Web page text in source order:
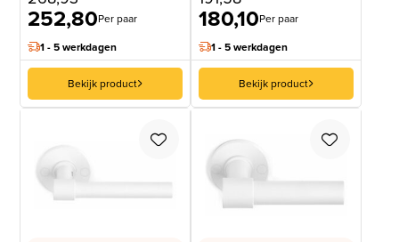
252,80Per paar
1 - 5 werkdagen
Bekijk product
180,10Per paar
1 - 5 werkdagen
Bekijk product